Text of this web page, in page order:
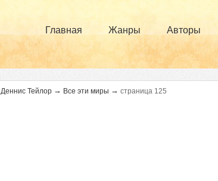
Главная Жанры Авторы
Деннис Тейлор → Все эти миры → страница 125